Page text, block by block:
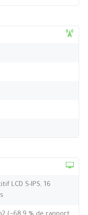
LCD S-IPS, 16